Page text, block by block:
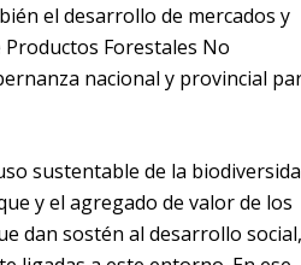
el desarrollo de mercados y
Forestales No
nacional y provincial
sustentable de la
y el agregado de valor de los
dan sostén al desarrollo social,